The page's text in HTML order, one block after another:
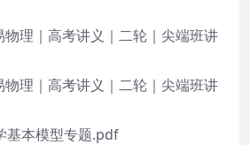
理｜高考讲义｜二轮｜尖端班讲
理｜高考讲义｜二轮｜尖端班讲
基本模型专题.pdf